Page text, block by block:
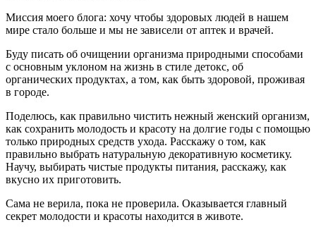
Миссия моего блога: хочу чтобы здоровых людей в нашем
мире стало больше и мы не зависели от аптек и врачей.
Буду писать об очищении организма природными способами
с основным уклоном на жизнь в стиле детокс, об
органических продуктах, а том, как быть здоровой, проживая
в городе.
Поделюсь, как правильно чистить нежный женский организм,
как сохранить молодость и красоту на долгие годы с помощью
только природных средств ухода. Расскажу о том, как
правильно выбрать натуральную декоративную косметику.
Научу, выбирать чистые продукты питания, расскажу, как
вкусно их приготовить.
Сама не верила, пока не проверила. Оказывается главный
секрет молодости и красоты находится в животе.